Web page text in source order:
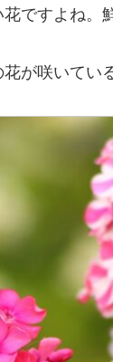
ですよね。
が咲いてい